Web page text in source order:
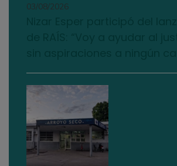
03/08/2026